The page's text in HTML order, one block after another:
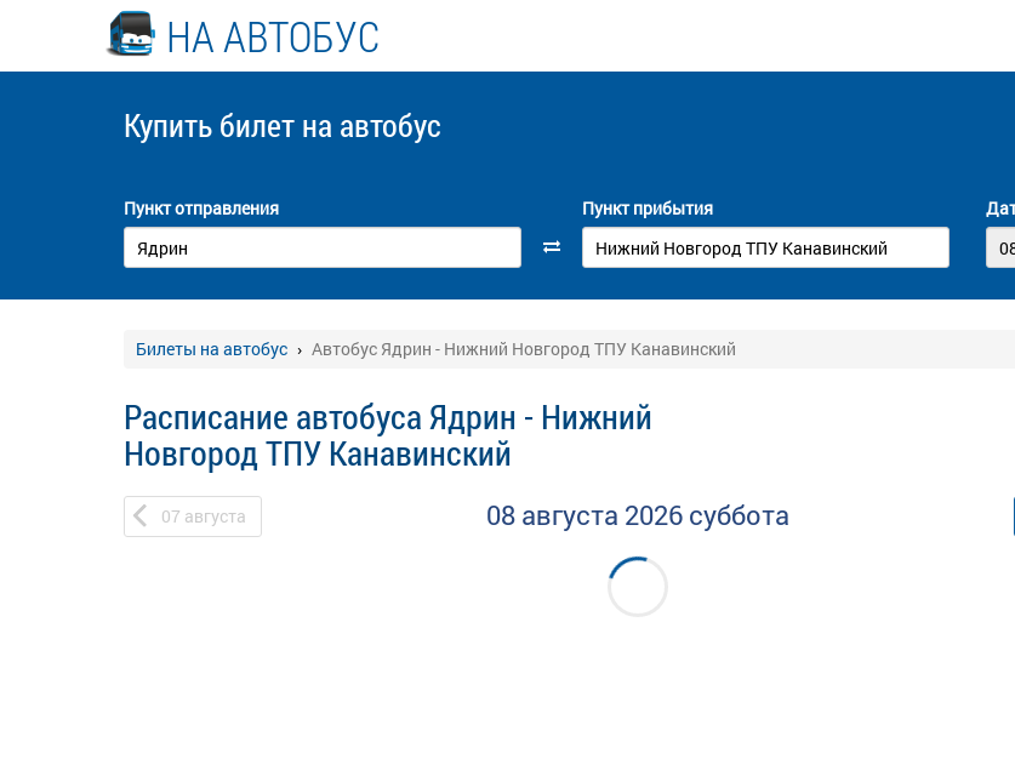
НА АВТОБУС
Купить билет на автобус
Пункт отправления Пункт прибытия
Билеты на автобус Автобус Ядрин - Нижний Новгород ТПУ Канавинский
Расписание автобуса Ядрин - Нижний
Новгород ТПУ Канавинский
07 августа 08 августа 2026 суббота